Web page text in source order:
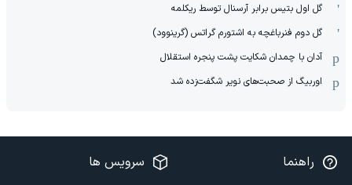
گل اول بتیس برابر آرسنال توسط ریکلمه
گل دوم فنرباغچه به اشتورم گراتس (گرینوود)
آدان با چمدان شکایت پشت پنجره استقلال
اوربیگ از صحبت‌های نویر شگفت‌زده شد
راهنما سرویس ها